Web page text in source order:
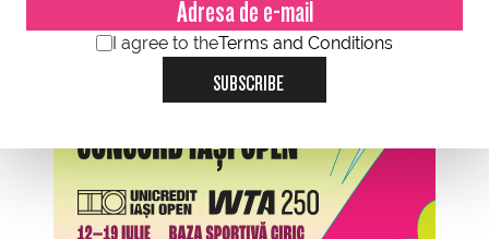
I agree to theTerms and Conditions
SUBSCRIBE